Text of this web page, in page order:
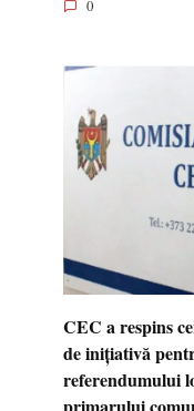
0
CEC a respins
de inițiativă
referendumului
primarului